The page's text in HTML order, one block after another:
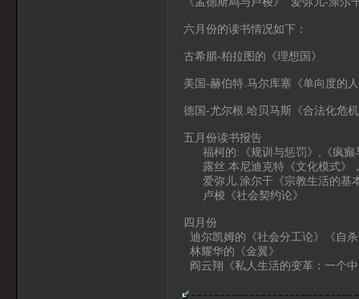
六月份的读书情况如下：
古希腊-柏拉图的《理想国》
美国-赫伯特.马尔库塞《单向度的
德国-尤尔根.哈贝马斯《合法化危
五月份读书报告
福柯的:《规训与惩罚》,《疯癫
露丝.本尼迪克特《文化模式》
爱弥儿.涂尔干《宗教生活的基
卢梭《社会契约论》
四月份
迪尔凯姆的《社会分工论》《自
林耀华的《金翼》
阎云翔《私人生活的变革：一个